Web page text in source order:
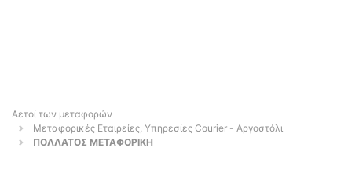
Αετοί των μεταφορών
Μεταφορικές Εταιρείες, Υπηρεσίες Courier - Αργοστόλι
ΠΟΛΛΑΤΟΣ ΜΕΤΑΦΟΡΙΚΗ